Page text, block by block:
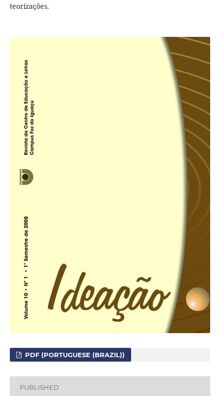
teorizações.
PDF (PORTUGUESE (BRAZIL))
PUBLISHED